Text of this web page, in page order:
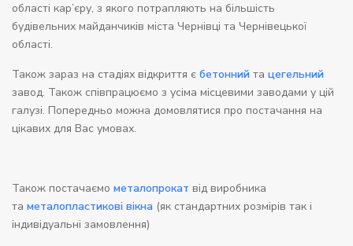
області кар’єру, з якого потрапляють на більшість
будівельних майданчиків міста Чернівці та Чернівецької
області.
Також зараз на стадіях відкриття є бетонний та цегельний
завод. Також співпрацюємо з усіма місцевими заводами у цій
галузі. Попередньо можна домовлятися про постачання на
цікавих для Вас умовах.
Також постачаємо металопрокат від виробника
та металопластикові вікна (як стандартних розмірів так і
індивідуальні замовлення)